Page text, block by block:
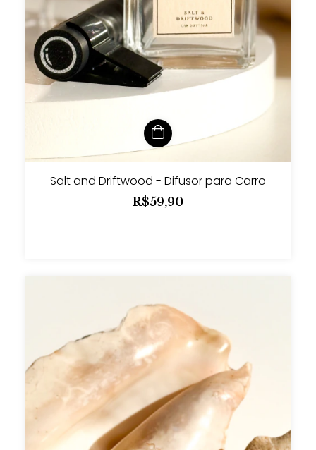
Salt and Driftwood - Difusor para Carro
R$59,90